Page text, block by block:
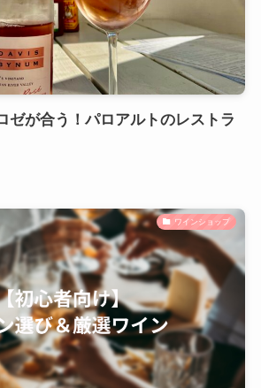
ゼが合う！パロアルトのレストラ
ワインショップ